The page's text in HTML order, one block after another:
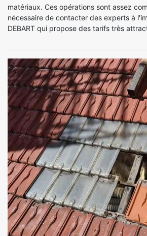
matériaux. Ces opérations sont assez
nécessaire de contacter des experts à
DEBART qui propose des tarifs très